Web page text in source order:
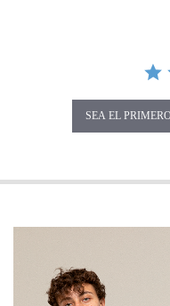
SEA EL